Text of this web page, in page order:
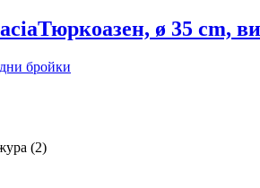
Тюркоазен, ø 35 cm,
бройки
(2)